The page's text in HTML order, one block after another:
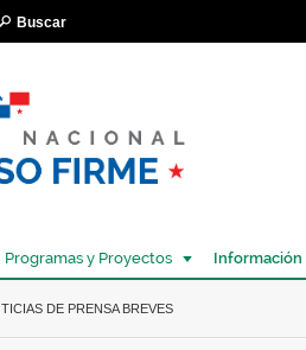
Buscar
Programas y Proyectos Información
AQUÍ
DE PRENSA BREVES